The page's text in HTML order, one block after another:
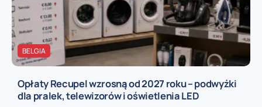
BELGIA
Opłaty Recupel wzrosną od 2027 roku – podwyżki
dla pralek, telewizorów i oświetlenia LED